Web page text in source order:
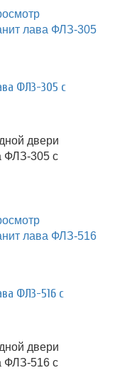
ФЛЗ-305 с
двери
ФЛЗ-305 с
ФЛЗ-516 с
двери
ФЛЗ-516 с